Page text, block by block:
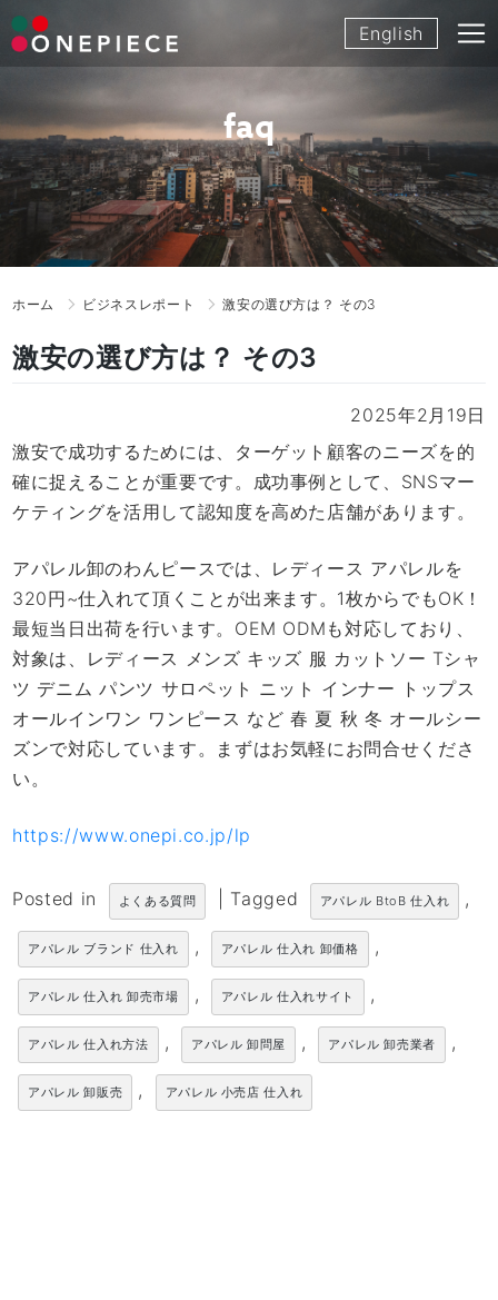
Skip
to
English
faq
ホーム ビジネスレポート 激安の選び方は？ その3
激安の選び方は？ その3
2025年2月19日
激安で成功するためには、ターゲット顧客のニーズを的
確に捉えることが重要です。成功事例として、SNSマー
ケティングを活用して認知度を高めた店舗があります。
アパレル卸のわんピースでは、レディース アパレルを
320円~仕入れて頂くことが出来ます。1枚からでもOK！
最短当日出荷を行います。OEM ODMも対応しており、
対象は、レディース メンズ キッズ 服 カットソー Tシャ
ツ デニム パンツ サロペット ニット インナー トップス
オールインワン ワンピース など 春 夏 秋 冬 オールシー
ズンで対応しています。まずはお気軽にお問合せくださ
い。
https://www.onepi.co.jp/lp
Posted in よくある質問 Tagged アパレル BtoB 仕入れ ,
アパレル ブランド 仕入れ , アパレル 仕入れ 卸価格 ,
アパレル 仕入れ 卸売市場 , アパレル 仕入れサイト ,
アパレル 仕入れ方法 , アパレル 卸問屋 , アパレル 卸売業者 ,
アパレル 卸販売 , アパレル 小売店 仕入れ